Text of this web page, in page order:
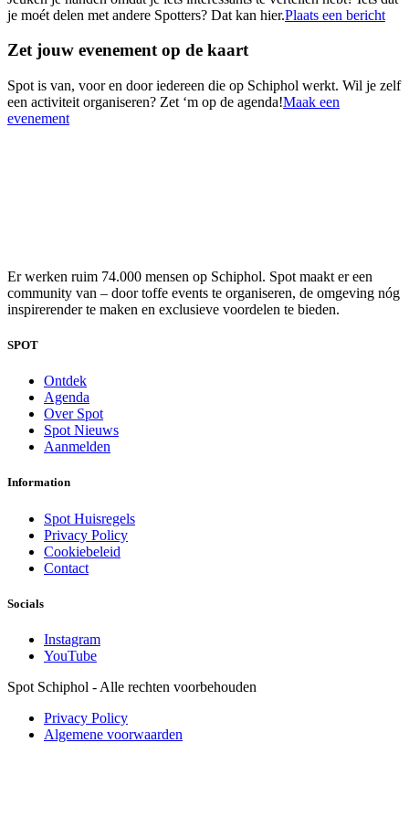
je moét delen met andere Spotters? Dat kan hier.Plaats een bericht
Zet jouw evenement op de kaart
Spot is van, voor en door iedereen die op Schiphol werkt. Wil je zelf
een activiteit organiseren? Zet ‘m op de agenda!Maak een
evenement
Er werken ruim 74.000 mensen op Schiphol. Spot maakt er een
community van – door toffe events te organiseren, de omgeving nóg
inspirerender te maken en exclusieve voordelen te bieden.
SPOT
Ontdek
Agenda
Over Spot
Spot Nieuws
Aanmelden
Information
Spot Huisregels
Privacy Policy
Cookiebeleid
Contact
Socials
Instagram
YouTube
Spot Schiphol - Alle rechten voorbehouden
Privacy Policy
Algemene voorwaarden